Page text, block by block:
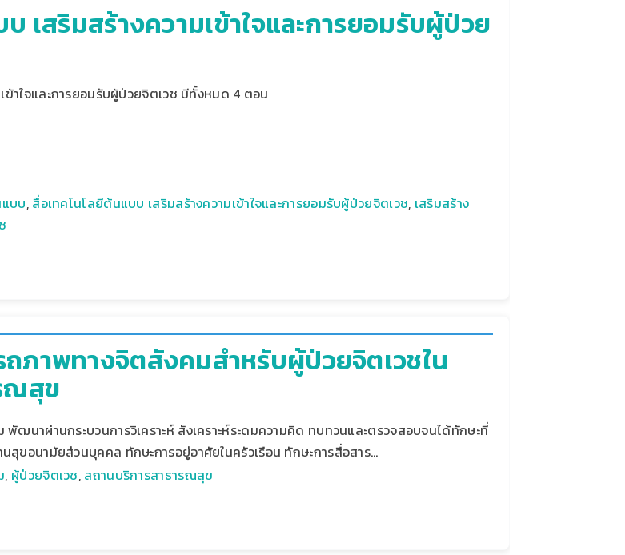
เสริมสร้างความเข้าใจและการยอมรับผู้ป่วย
ข้าใจและการยอมรับผู้ป่วยจิตเวช มีทั้งหมด 4 ตอน
บบ, สื่อเทคโนโลยีต้นแบบ เสริมสร้างความเข้าใจและการยอมรับผู้ป่วยจิตเวช, เสริมสร้าง
ภาพทางจิตสังคมสำหรับผู้ป่วยจิตเวชใน
ณสุข
นาผ่านกระบวนการวิเคราะห์ สังเคราะห์ระดมความคิด ทบทวนและตรวจสอบจนได้ทักษะที่
สุขอนามัยส่วนบุคคล ทักษะการอยู่อาศัยในครัวเรือน ทักษะการสื่อสาร…
, ผู้ป่วยจิตเวช, สถานบริการสาธารณสุข